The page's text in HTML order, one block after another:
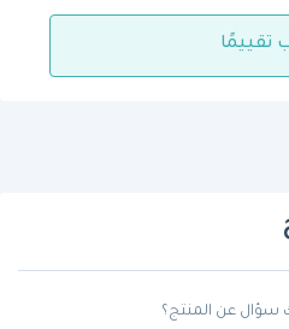
تقييمًا
سؤال عن المنتج؟